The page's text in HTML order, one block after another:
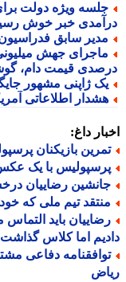
ویژه دولت برای
خبر خوش رسید
سابق فدراسیون
قیمت دام، گوشت
ژاپنی مشهور
اطلاعاتی آمریکا
داغ:
بازیکنان
با یک عکس،
رضاییان
تیم ملی که خودش
باید التماس می
اما کلاس گذاشت
دفاعی مشترک